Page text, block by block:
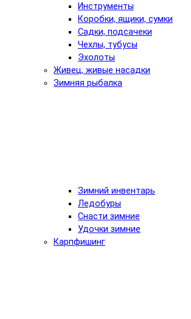
Инструменты
Коробки, ящики, сумки
Садки, подсачеки
Чехлы, тубусы
Эхолоты
Живец, живые насадки
Зимняя рыбалка
Зимний инвентарь
Ледобуры
Снасти зимние
Удочки зимние
Карпфишинг